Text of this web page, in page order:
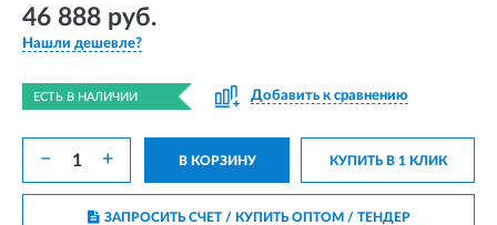
46 888 руб.
Нашли дешевле?
ЕСТЬ В НАЛИЧИИ Добавить к сравнению
− + В КОРЗИНУ КУПИТЬ В 1 КЛИК
ЗАПРОСИТЬ СЧЕТ / КУПИТЬ ОПТОМ/ ТЕНДЕР